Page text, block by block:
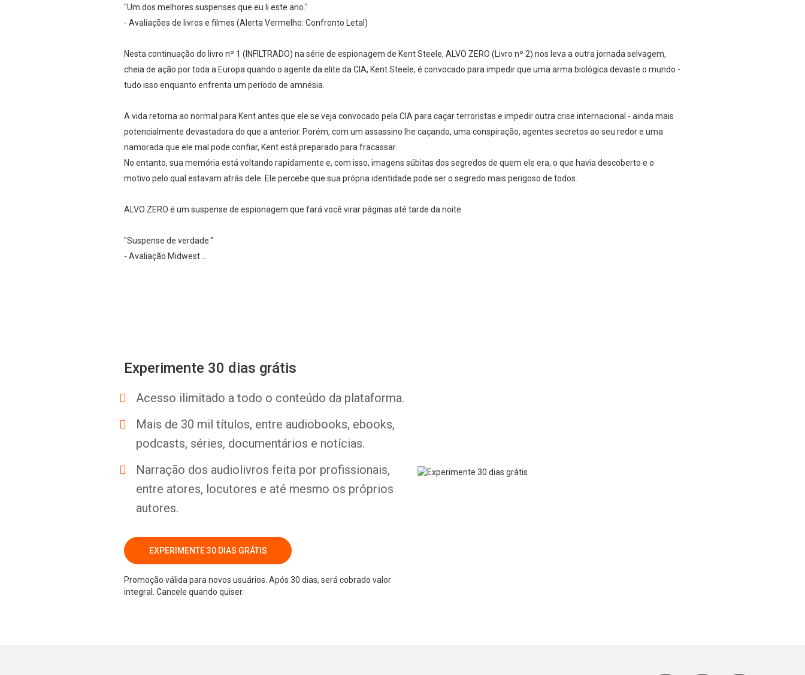
"Um dos melhores suspenses que eu li este ano."
- Avaliações de livros e filmes (Alerta Vermelho: Confronto Letal)
Nesta continuação do livro nº 1 (INFILTRADO) na série de espionagem de Kent Steele, ALVO ZERO (Livro nº 2) nos leva a outra jornada selvagem,
cheia de ação por toda a Europa quando o agente da elite da CIA, Kent Steele, é convocado para impedir que uma arma biológica devaste o mundo -
tudo isso enquanto enfrenta um período de amnésia.
A vida retorna ao normal para Kent antes que ele se veja convocado pela CIA para caçar terroristas e impedir outra crise internacional - ainda mais
potencialmente devastadora do que a anterior. Porém, com um assassino lhe caçando, uma conspiração, agentes secretos ao seu redor e uma
namorada que ele mal pode confiar, Kent está preparado para fracassar.
No entanto, sua memória está voltando rapidamente e, com isso, imagens súbitas dos segredos de quem ele era, o que havia descoberto e o
motivo pelo qual estavam atrás dele. Ele percebe que sua própria identidade pode ser o segredo mais perigoso de todos.
ALVO ZERO é um suspense de espionagem que fará você virar páginas até tarde da noite.
"Suspense de verdade."
- Avaliação Midwest ...
Experimente 30 dias grátis
Acesso ilimitado a todo o conteúdo da plataforma.
Mais de 30 mil títulos, entre audiobooks, ebooks,
podcasts, séries, documentários e notícias.
Narração dos audiolivros feita por profissionais,
entre atores, locutores e até mesmo os próprios
autores.
EXPERIMENTE 30 DIAS GRÁTIS
Promoção válida para novos usuários. Após 30 dias, será cobrado valor
integral. Cancele quando quiser.